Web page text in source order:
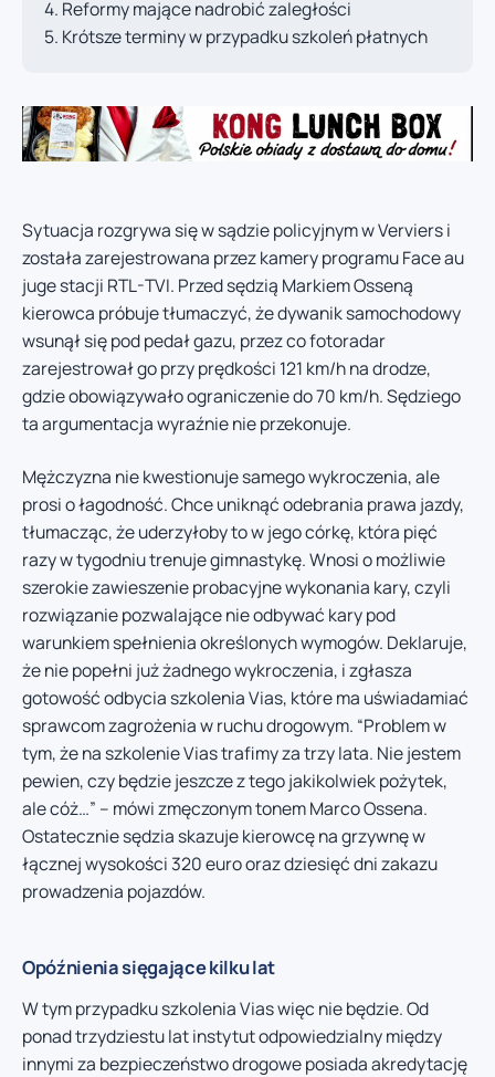
Reformy mające nadrobić zaległości
Krótsze terminy w przypadku szkoleń płatnych
Sytuacja rozgrywa się w sądzie policyjnym w Verviers i
została zarejestrowana przez kamery programu Face au
juge stacji RTL-TVI. Przed sędzią Markiem Osseną
kierowca próbuje tłumaczyć, że dywanik samochodowy
wsunął się pod pedał gazu, przez co fotoradar
zarejestrował go przy prędkości 121 km/h na drodze,
gdzie obowiązywało ograniczenie do 70 km/h. Sędziego
ta argumentacja wyraźnie nie przekonuje.
Mężczyzna nie kwestionuje samego wykroczenia, ale
prosi o łagodność. Chce uniknąć odebrania prawa jazdy,
tłumacząc, że uderzyłoby to w jego córkę, która pięć
razy w tygodniu trenuje gimnastykę. Wnosi o możliwie
szerokie zawieszenie probacyjne wykonania kary, czyli
rozwiązanie pozwalające nie odbywać kary pod
warunkiem spełnienia określonych wymogów. Deklaruje,
że nie popełni już żadnego wykroczenia, i zgłasza
gotowość odbycia szkolenia Vias, które ma uświadamiać
sprawcom zagrożenia w ruchu drogowym. “Problem w
tym, że na szkolenie Vias trafimy za trzy lata. Nie jestem
pewien, czy będzie jeszcze z tego jakikolwiek pożytek,
ale cóż…” – mówi zmęczonym tonem Marco Ossena.
Ostatecznie sędzia skazuje kierowcę na grzywnę w
łącznej wysokości 320 euro oraz dziesięć dni zakazu
prowadzenia pojazdów.
Opóźnienia sięgające kilku lat
W tym przypadku szkolenia Vias więc nie będzie. Od
ponad trzydziestu lat instytut odpowiedzialny między
innymi za bezpieczeństwo drogowe posiada akredytację